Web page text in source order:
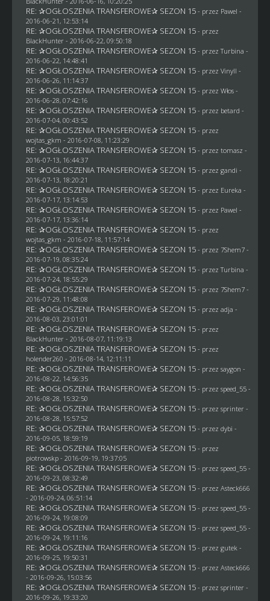
RE: ✰OGŁOSZENIA TRANSFEROWE✰ SEZON 15 - przez Pawel -
2016-06-21, 12:53:14
RE: ✰OGŁOSZENIA TRANSFEROWE✰ SEZON 15 - przez
BlackHunter- 2016-06-22, 09:50:18
RE: ✰OGŁOSZENIA TRANSFEROWE✰ SEZON 15 - przez Turbina -
2016-06-22, 14:48:41
RE: ✰OGŁOSZENIA TRANSFEROWE✰ SEZON 15 - przez Vinyll -
2016-06-26, 11:14:37
RE: ✰OGŁOSZENIA TRANSFEROWE✰ SEZON 15 - przez Włos-
2016-06-28, 07:42:16
RE: ✰OGŁOSZENIA TRANSFEROWE✰ SEZON 15 - przez betard -
2016-07-04, 00:43:52
RE: ✰OGŁOSZENIA TRANSFEROWE✰ SEZON 15 - przez
wojtas_gkm - 2016-07-08, 11:23:29
RE: ✰OGŁOSZENIA TRANSFEROWE✰ SEZON 15 - przez tomasz -
2016-07-13, 16:44:37
RE: ✰OGŁOSZENIA TRANSFEROWE✰ SEZON 15 - przez gandi -
2016-07-13, 18:20:21
RE: ✰OGŁOSZENIA TRANSFEROWE✰ SEZON 15 - przez Eureka -
2016-07-17, 13:14:53
RE: ✰OGŁOSZENIA TRANSFEROWE✰ SEZON 15 - przez Pawel -
2016-07-17, 13:36:14
RE: ✰OGŁOSZENIA TRANSFEROWE✰ SEZON 15 - przez
wojtas_gkm - 2016-07-18, 11:57:14
RE: ✰OGŁOSZENIA TRANSFEROWE✰ SEZON 15 - przez 7Shem7-
2016-07-19, 08:35:24
RE: ✰OGŁOSZENIA TRANSFEROWE✰ SEZON 15 - przez Turbina -
2016-07-24, 18:55:29
RE: ✰OGŁOSZENIA TRANSFEROWE✰ SEZON 15 - przez 7Shem7-
2016-07-29, 11:48:08
RE: ✰OGŁOSZENIA TRANSFEROWE✰ SEZON 15 - przez adja -
2016-08-03, 23:01:01
RE: ✰OGŁOSZENIA TRANSFEROWE✰ SEZON 15 - przez
BlackHunter- 2016-08-07, 11:19:13
RE: ✰OGŁOSZENIA TRANSFEROWE✰ SEZON 15 - przez
holender260 - 2016-08-14, 12:11:11
RE: ✰OGŁOSZENIA TRANSFEROWE✰ SEZON 15 - przez saygon -
2016-08-22, 14:56:35
RE: ✰OGŁOSZENIA TRANSFEROWE✰ SEZON 15 - przez speed_55 -
2016-08-28, 15:32:50
RE: ✰OGŁOSZENIA TRANSFEROWE✰ SEZON 15 - przez sprinter -
2016-08-28, 15:57:52
RE: ✰OGŁOSZENIA TRANSFEROWE✰ SEZON 15 - przez dybi -
2016-09-05, 18:59:19
RE: ✰OGŁOSZENIA TRANSFEROWE✰ SEZON 15 - przez
piotrowskp- 2016-09-19, 19:37:05
RE: ✰OGŁOSZENIA TRANSFEROWE✰ SEZON 15 - przez speed_55 -
2016-09-23, 08:32:49
RE: ✰OGŁOSZENIA TRANSFEROWE✰ SEZON 15 - przez Asteck666
- 2016-09-24, 06:51:14
RE: ✰OGŁOSZENIA TRANSFEROWE✰ SEZON 15 - przez speed_55 -
2016-09-24, 19:08:09
RE: ✰OGŁOSZENIA TRANSFEROWE✰ SEZON 15 - przez speed_55 -
2016-09-24, 19:11:16
RE: ✰OGŁOSZENIA TRANSFEROWE✰ SEZON 15 - przez gutek -
2016-09-25, 19:50:31
RE: ✰OGŁOSZENIA TRANSFEROWE✰ SEZON 15 - przez Asteck666
- 2016-09-26, 15:03:56
RE: ✰OGŁOSZENIA TRANSFEROWE✰ SEZON 15 - przez sprinter -
2016-09-26, 19:33:20